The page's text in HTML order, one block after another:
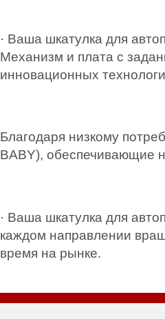
· Ваша шкатулка для
Механизм и плата с
инновационных
Благодаря низкому
BABY), обеспечивающие
· Ваша шкатулка для
каждом направлении
время на рынке.